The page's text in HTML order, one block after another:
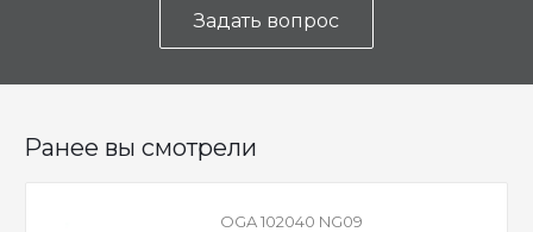
Задать вопрос
Ранее вы смотрели
OGA 102040 NG09